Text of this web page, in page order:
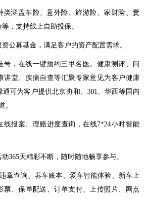
类涵盖车险、意外险、旅游险、家财险、责
，支持线上自助投保。
公募基金，满足客户的资产配置需求。
号，在线一键预约三甲名医。健康测评、问
讲堂、疾病自查等汇聚专家意见为客户健康
可为客户提供北京协和、301、华西等国内
。
线报案、理赔进度查询，在线7*24小时智能
365天精彩不断，随时随地畅享参与。
章查询、养车账本、爱车智能体验、新车上
票、保单配送、订单支付、上传照片、网点